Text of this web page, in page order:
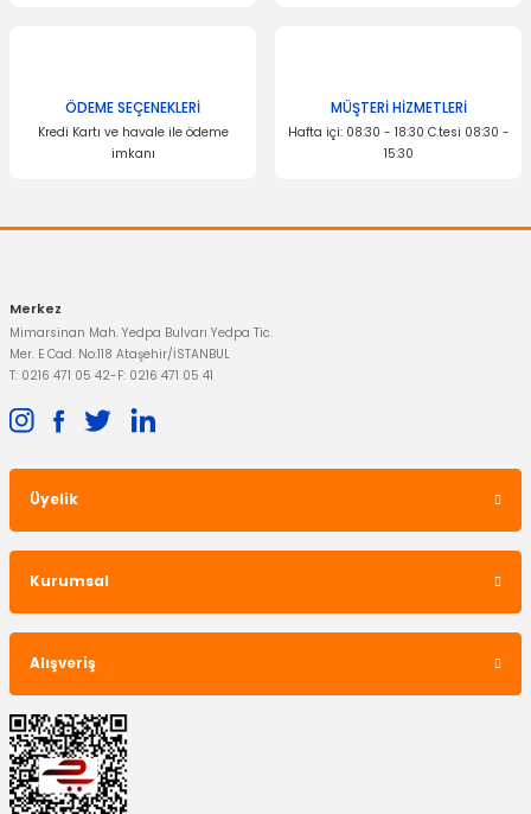
Bu ürüne benzer farklı alternatifler olmalı.
ÖDEME SEÇENEKLERİ
Kredi Kartı ve havale ile ödeme
imkanı
MÜŞTERİ HİZMETLERİ
Hafta içi: 08:30 - 18:30 C.tesi 08:30 -
15:30
Merkez
Mimarsinan Mah. Yedpa Bulvarı Yedpa Tic.
Mer. E Cad. No:118 Ataşehir/İSTANBUL
T: 0216 471 05 42-F: 0216 471 05 41
Üyelik
Kurumsal
Alışveriş